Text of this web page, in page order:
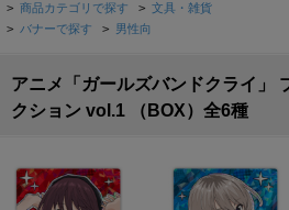
> 商品カテゴリで探す > 文具・雑貨
> バナーで探す > 男性向
アニメ「ガールズバンドクライ」
クション vol.1 （BOX）全6種